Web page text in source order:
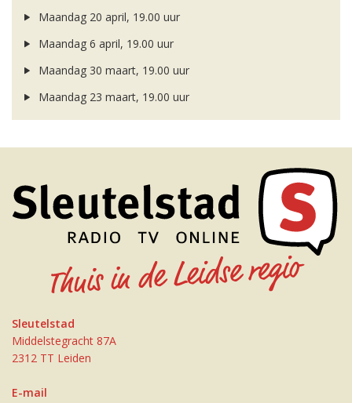
Maandag 20 april, 19.00 uur
Maandag 6 april, 19.00 uur
Maandag 30 maart, 19.00 uur
Maandag 23 maart, 19.00 uur
Sleutelstad
Middelstegracht 87A
2312 TT Leiden
E-mail